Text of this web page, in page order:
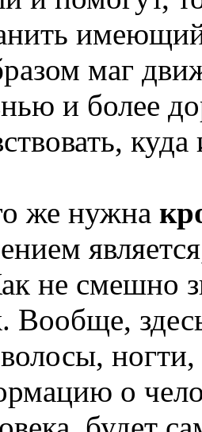
маг
и более
куда
же нужна
не смешно
Вообще,
о